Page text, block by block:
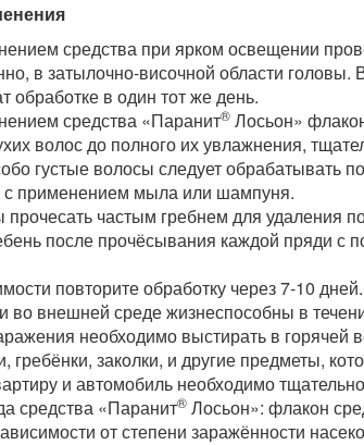
средства при ярком освещении
в затылочно-височной области
обработке в один тот же день.
средства «Паранит® Лосьон»
волос до полного их увлажнения,
густые волосы следует обрабатывать
с применением мыла или шампуня.
частым гребнем для удаления
после прочёсывания каждой пряди с
повторите обработку через 7-10 дней.
во внешней среде жизнеспособны в
необходимо выстирать в горячей
гребёнки, заколки, и другие предметы,
и автомобиль необходимо
средства «Паранит® Лосьон»: флакон
от степени заражённости